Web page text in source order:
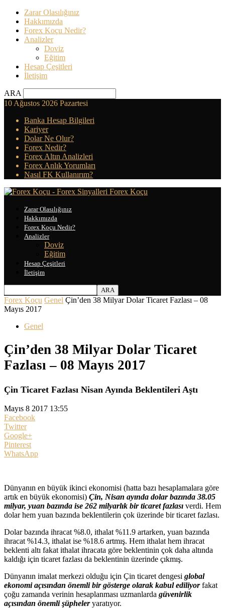
Zarar Olasılığınız
Hakkımızda
Forex Koçu Nedir?
Analizler
Doviz
Eğitim
Hesap Çeşitleri
İletişim
ARA
10 Ağustos 2026 Pazartesi
Banka Hesap Bilgileri
Kariyer
Dolar Ne Olur?
Forex Nedir?
Forex Altın Analizleri
Forex Anlık Yorumları
Nasıl FK Kullanırım?
Forex Koçu
Zarar Olasılığınız
Hakkımızda
Forex Koçu Nedir?
Analizler
Doviz
Eğitim
Hesap Çeşitleri
İletişim
Forex Koçu Genel Çin’den 38 Milyar Dolar Ticaret Fazlası – 08
Mayıs 2017
Genel
Çin’den 38 Milyar Dolar Ticaret
Fazlası – 08 Mayıs 2017
Çin Ticaret Fazlası Nisan Ayında Beklentileri Aştı
Mayıs 8 2017 13:55
Facebook
Twitter
Google+
Pinterest
WhatsApp
Dünyanın en büyük ikinci ekonomisi (hatta bazı hesaplamalara göre
artık en büyük ekonomisi) Çin, Nisan ayında dolar bazında 38.05
milyar, yuan bazında ise 262 milyarlık bir ticaret fazlası verdi. Hem
dolar hem yuan bazında beklentilerin çok üzerinde bir ticaret fazlası.
Dolar bazında ihracat %8.0, ithalat %11.9 artarken, yuan bazında
ihracat %14.3, ithalat ise %18.6 artmış. Hem ithalat hem ihracat
beklenti altı fakat ithalat ihracata göre beklentinin çok daha altında
kaldığı için ticaret fazlası da beklentinin üzerinde çıkmış.
Dünyanın imalat merkezi olduğu için Çin ticaret dengesi global
ekonomi açısından önemli bir gösterge olarak kabul ediliyor fakat
çoğu zamanda verinin hesaplanması uzmanlarda güvenirlik
açısından önemli şüpheleryaratıyor.